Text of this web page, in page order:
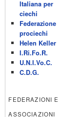
16.50
Luca c'� 19.35
La ruota della
- Movie
- Tg La707:50 -
tira12:25 - I
La7 Cronache14:40 -
di primo grado -
Italiana per
ciechi
Federazione
prociechi
Helen Keller
I.Ri.Fo.R.
U.N.I.Vo.C.
C.D.G.
FEDERAZIONI E
ASSOCIAZIONI